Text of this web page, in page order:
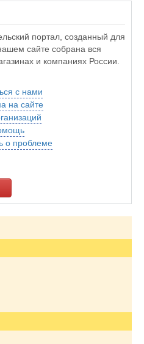
портал, созданный для
сайте собрана вся
и компаниях России.
с нами
на сайте
о проблеме